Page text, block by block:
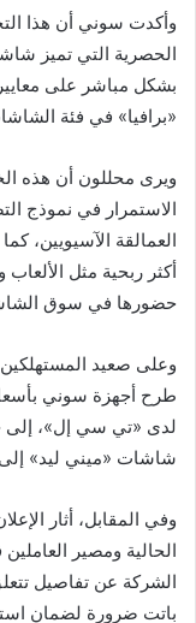
وأكدت سوني أن هذا
الحصرية التي تميز
بشكل مباشر على
«برافيا» في فئة
ويرى محللون أن هذه
الاستمرار في نموذج
العمالقة الآسيويين،
أكثر ربحية مثل
حضورها في سوق
وعلى صعيد
طرح أجهزة سوني
لدى «تي سي إل»، إلى
شاشات «ميني ليد»
وفي المقابل، أثار
الحالية ومصير
الشركة عن تفاصيل
باتت ضرورة لضمان